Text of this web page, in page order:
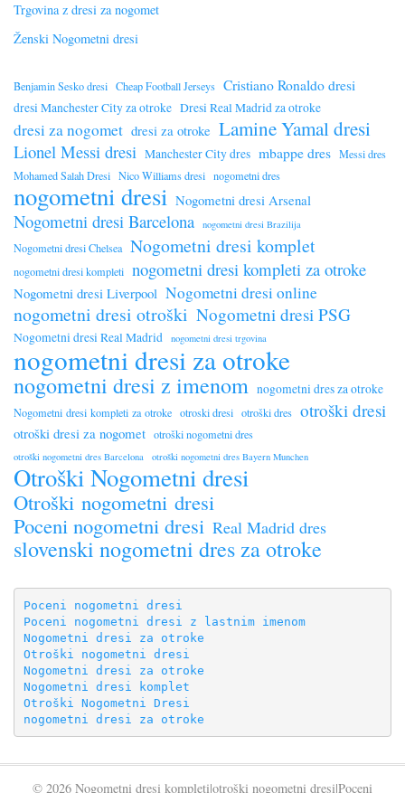
Trgovina z dresi za nogomet
Ženski Nogometni dresi
Benjamin Sesko dresi Cheap Football Jerseys Cristiano Ronaldo dresi
dresi Manchester City za otroke Dresi Real Madrid za otroke
dresi za nogomet dresi za otroke Lamine Yamal dresi
Lionel Messi dresi Manchester City dres mbappe dres Messi dres
Mohamed Salah Dresi Nico Williams dresi nogometni dres
nogometni dresi Nogometni dresi Arsenal
Nogometni dresi Barcelona nogometni dresi Brazilija
Nogometni dresi Chelsea Nogometni dresi komplet
nogometni dresi kompleti nogometni dresi kompleti za otroke
Nogometni dresi Liverpool Nogometni dresi online
nogometni dresi otroški Nogometni dresi PSG
Nogometni dresi Real Madrid nogometni dresi trgovina
nogometni dresi za otroke
nogometni dresi z imenom nogometni dres za otroke
Nogometni dresi kompleti za otroke otroski dresi otroški dres otroški dresi
otroški dresi za nogomet otroški nogometni dres
otroški nogometni dres Barcelona otroški nogometni dres Bayern Munchen
Otroški Nogometni dresi
Otroški nogometni dresi
Poceni nogometni dresi Real Madrid dres
slovenski nogometni dres za otroke
Poceni nogometni dresi
Poceni nogometni dresi z lastnim imenom
Nogometni dresi za otroke
Otroški nogometni dresi
Nogometni dresi za otroke
Nogometni dresi komplet
Otroški Nogometni Dresi
nogometni dresi za otroke
© 2026 Nogometni dresi kompleti|otroški nogometni dresi|Poceni